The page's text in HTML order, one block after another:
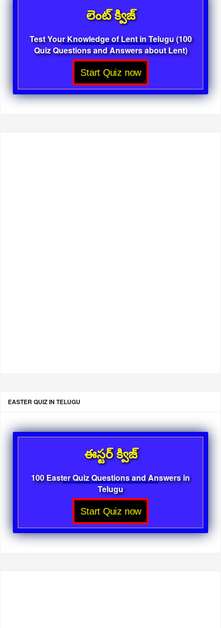
లెంట్ క్విజ్
Test Your Knowledge of Lent in Telugu (100
Quiz Questions and Answers about Lent)
Start Quiz now
EASTER QUIZ IN TELUGU
ఈస్టర్ క్విజ్
100 Easter Quiz Questions and Answers in
Telugu
Start Quiz now